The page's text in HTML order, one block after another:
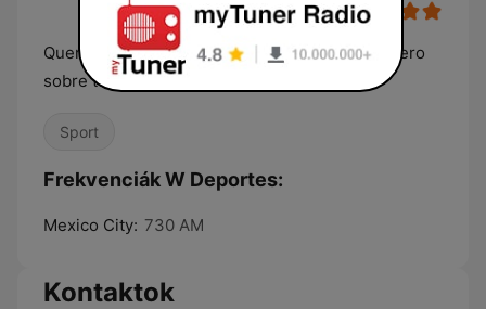
Queremos informar, entretener y emocionar, pero
sobre todo ¡APASIONAR!
Sport
Frekvenciák W Deportes:
Mexico City: 730 AM
Kontaktok